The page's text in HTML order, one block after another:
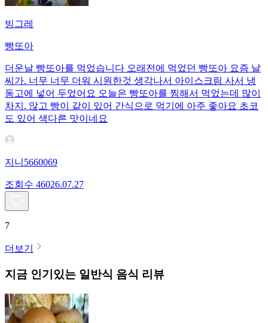
빙그레
빵또아
더운날 빵또아를 먹었습니다 오래전에 먹었던 빵또아 요즘 날
씨가. 너무 너무 더워 시원한것 생각나서 아이스크림 사서 냉
동고에 넣어 두었어요 오늘은 빵또아를 찜해서 먹었는데 많이
차지. 않고 빵이 같이 있어 간식으로 먹기에 아주 좋아요 초코
도 있어 색다른 맛이네요
지니5660069
조회수 46026.07.27
7
더보기
지금 인기있는 일반식 음식 리뷰